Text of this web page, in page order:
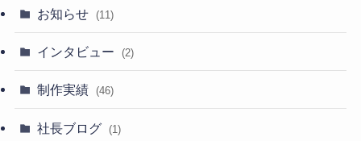
お知らせ (11)
インタビュー (2)
制作実績 (46)
社長ブログ (1)